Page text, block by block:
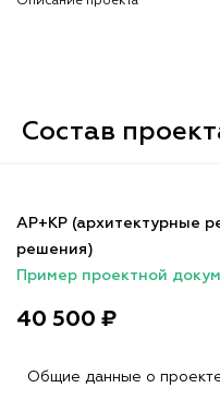
Состав
АР+КР (архитектурные
решения)
Пример проектной
40 500 ₽
Общие данные о